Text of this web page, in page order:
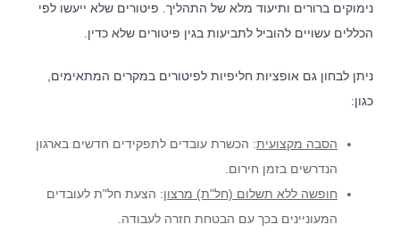
נימוקים ברורים ותיעוד מלא של התהליך. פיטורים שלא ייעשו לפי
הכללים עשויים להוביל לתביעות בגין פיטורים שלא כדין.
ניתן לבחון גם אופציות חליפיות לפיטורים במקרים המתאימים,
כגון:
הסבה מקצועית: הכשרת עובדים לתפקידים חדשים בארגון
הנדרשים בזמן חירום.
חופשה ללא תשלום (חל"ת) מרצון: הצעת חל"ת לעובדים
המעוניינים בכך עם הבטחת חזרה לעבודה.